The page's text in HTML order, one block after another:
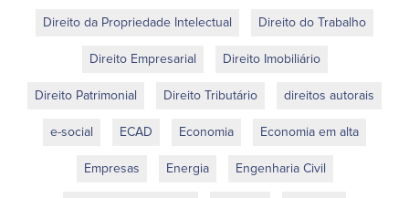
Direito da Propriedade Intelectual Direito do Trabalho
Direito Empresarial Direito Imobiliário
Direito Patrimonial Direito Tributário direitos autorais
e-social ECAD Economia Economia em alta
Empresas Energia Engenharia Civil